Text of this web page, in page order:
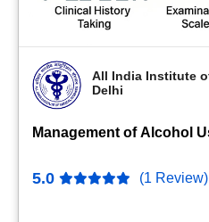
All India Institute
Delhi
Management of Alcohol
5.0 (1 Review)